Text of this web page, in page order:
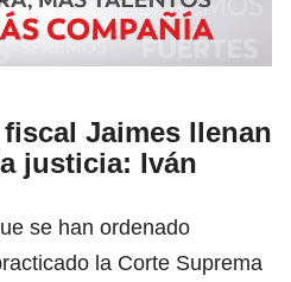
Jaimes llenan
justicia: Iván
se han ordenado
la Corte Suprema